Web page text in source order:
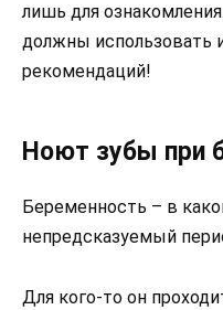
лишь для
должны использовать
рекомендаций!
Ноют зубы при
Беременность – в
непредсказуемый
Для кого-то он